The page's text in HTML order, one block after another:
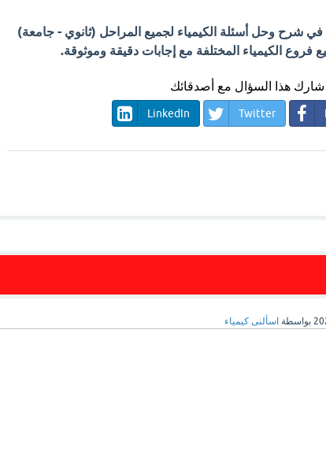
شرح وحل أسئلة الكيمياء لجميع المراحل (ثانوي - جامعة)
الكيمياء المختلفة مع إجابات دقيقة وموثوقة.
شارك هذا السؤال مع أصدقائك
Twitter
LinkedIn
بواسطة اسألنى كيمياء